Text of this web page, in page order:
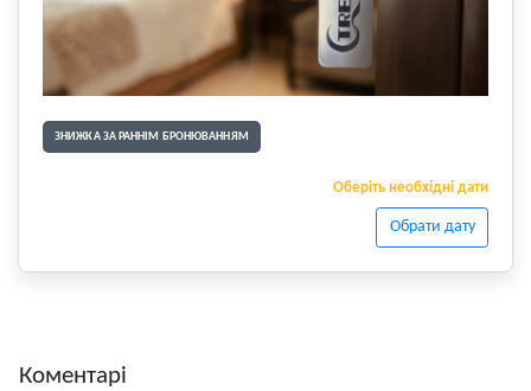
ЗНИЖКА ЗА РАННІМ БРОНЮВАННЯМ
Оберіть необхідні дати
Обрати дату
Коментарі